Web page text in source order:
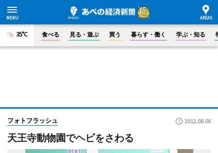
35°C 食べる 見る・遊ぶ 買う 暮らす・働く 学ぶ・知る
フォトフラッシュ 2012.08.06
天王寺動物園でヘビをさわる